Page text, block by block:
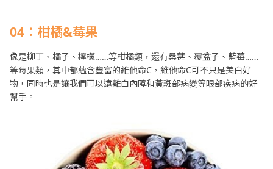
04：柑橘&莓果
像是柳丁、橘子、檸檬……等柑橘類，還有桑葚、覆盆子、藍莓……
等莓果類，其中都蘊含豐富的維他命C，維他命C可不只是美白好
物，同時也是讓我們可以遠離白內障和黃斑部病變等眼部疾病的好
幫手。